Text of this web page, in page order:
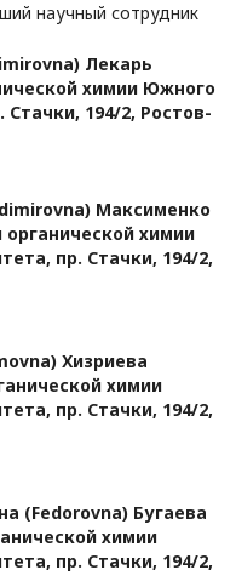
научный сотрудник
Лекарь
химии Южного
194/2, Ростов-
Максименко
химии
пр. Стачки, 194/2,
Хизриева
химии
пр. Стачки, 194/2,
(Fedorovna) Бугаева
химии
пр. Стачки, 194/2,